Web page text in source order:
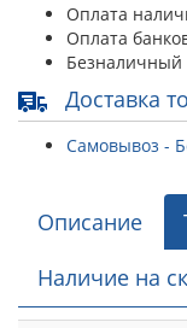
Оплата
Оплата
Безналичный
Доставка
Самовывоз -
Описание
Наличие на